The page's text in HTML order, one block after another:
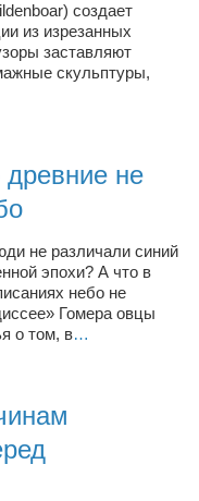
центр
создает
из изрезанных
заставляют
скульптуры,
не
не различали синий
эпохи? А что в
небо не
Гомера овцы
о том, в…